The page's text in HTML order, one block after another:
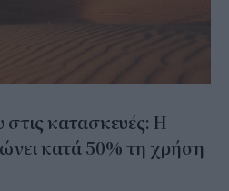
κατασκευές: Η
κατά 50% τη χρήση